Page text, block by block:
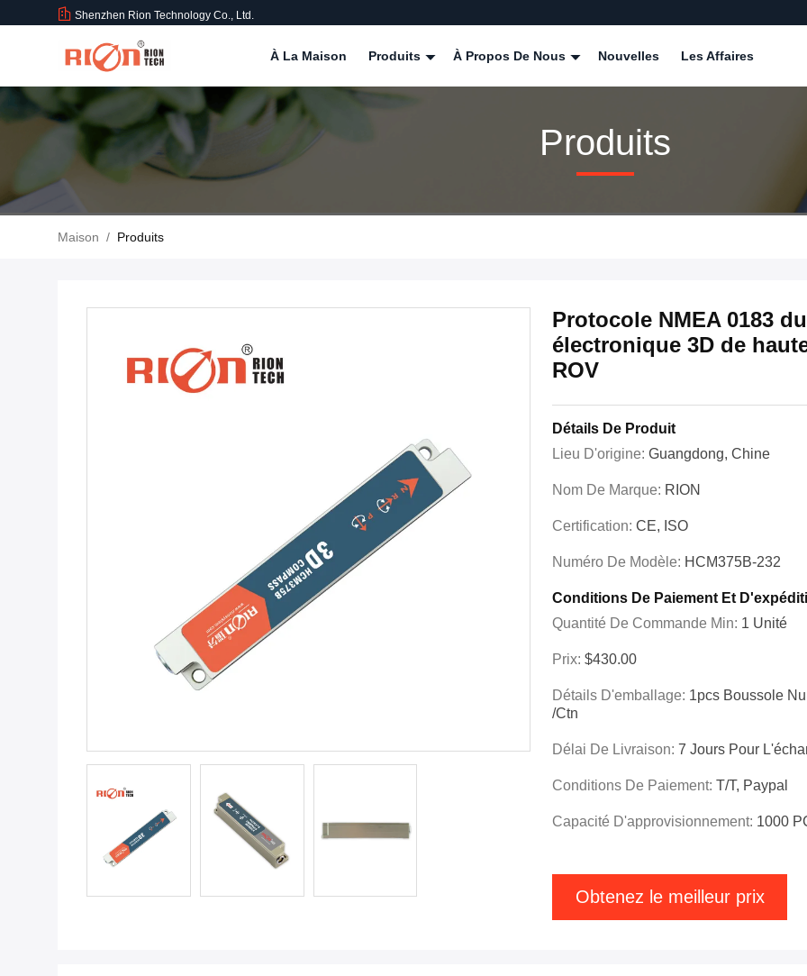
Shenzhen Rion Technology Co., Ltd.
À La Maison Produits À Propos De Nous Nouvelles Les Affaires
Produits
Maison / Produits
Protocole NMEA 0183
électronique 3D de
ROV
Détails De Produit
Lieu D'origine: Guangdong, Chine
Nom De Marque: RION
Certification: CE, ISO
Numéro De Modèle: HCM375B-232
Conditions De Paiement Et
Quantité De Commande Min: 1 Unité
Prix: $430.00
Détails D'emballage: 1pcs Boussole
/ctn
Délai De Livraison: 7 Jours Pour
Conditions De Paiement: T/T, Paypal
Capacité D'approvisionnement: 1000
Obtenez le meilleur prix